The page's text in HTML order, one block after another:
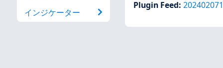
インジケーター
Plugin Feed: